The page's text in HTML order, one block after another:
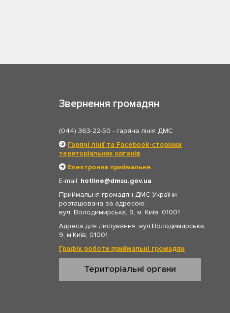
Звернення громадян
(044) 363-22-50 - гаряча лінія ДМС
Гарячі лінії та Facebook-сторінки
територіальних органів
Електронна приймальня
E-mail: hotline
dmsu.gov.ua
Приймальня громадян ДМС України
розташована за адресою:
вул. Володимирська, 9, м. Київ, 01001
Адреса для листування: вул.Володимирська,
9, м.Київ, 01001
Графік роботи приймальні громадян
Територіальні органи